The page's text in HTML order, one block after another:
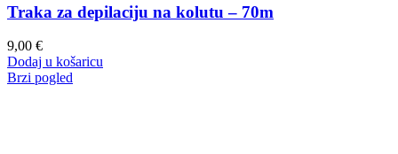
Traka za depilaciju na kolutu – 70m
9,00 €
Dodaj u košaricu
Brzi pogled